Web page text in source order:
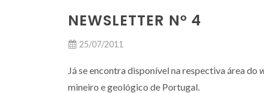
NEWSLETTER Nº 4
25/07/2011
Já se encontra disponível na respectiva área do
mineiro e geológico de Portugal.